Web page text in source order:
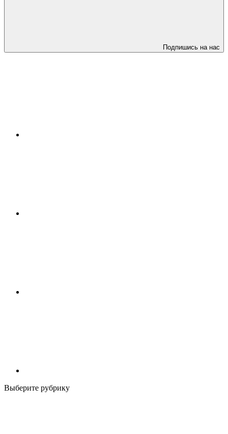
Подпишись на нас
Выберите рубрику